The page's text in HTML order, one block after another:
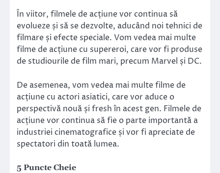
În viitor, filmele de acțiune vor continua să
evolueze și să se dezvolte, aducând noi tehnici de
filmare și efecte speciale. Vom vedea mai multe
filme de acțiune cu supereroi, care vor fi produse
de studiourile de film mari, precum Marvel și DC.
De asemenea, vom vedea mai multe filme de
acțiune cu actori asiatici, care vor aduce o
perspectivă nouă și fresh în acest gen. Filmele de
acțiune vor continua să fie o parte importantă a
industriei cinematografice și vor fi apreciate de
spectatori din toată lumea.
5 Puncte Cheie